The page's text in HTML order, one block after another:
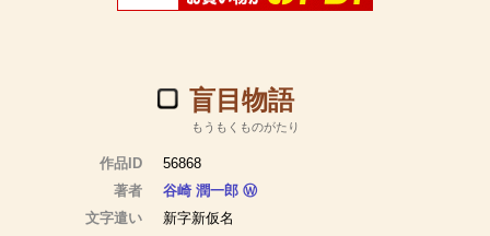
盲目物語
もうもくものがたり
作品ID
56868
著者
谷崎 潤一郎 Ⓦ
文字遣い
新字新仮名